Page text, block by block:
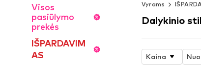
Visos
pasiūlymo
prekės
IŠPARDAVIM
AS
Vyrams
Dalykinio
Kaina